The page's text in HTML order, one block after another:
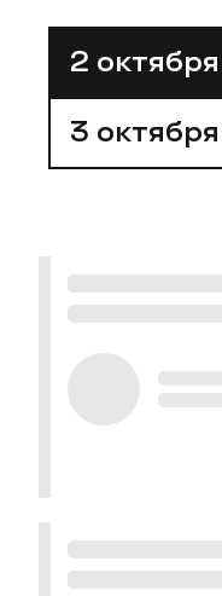
2 октября
3 октября